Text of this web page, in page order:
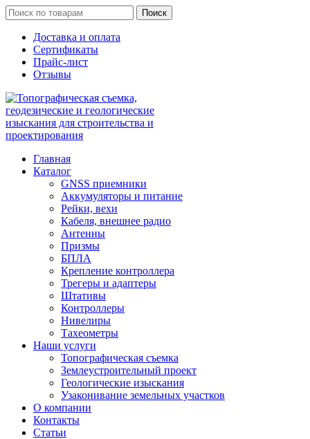
Поиск
Доставка и оплата
Сертификаты
Прайс-лист
Отзывы
Главная
Каталог
GNSS приемники
Аккумуляторы и питание
Рейки, вехи
Кабеля, внешнее радио
Антенны
Призмы
БПЛА
Крепление контроллера
Трегеры и адаптеры
Штативы
Контроллеры
Нивелиры
Тахеометры
Наши услуги
Топографическая съемка
Землеустроительный проект
Геологические изыскания
Узаконивание земельных участков
О компании
Контакты
Статьи